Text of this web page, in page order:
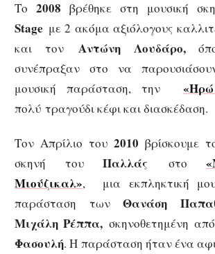
Το 2008 βρέθηκε στη μουσική
Stage με 2 ακόμα αξιόλογους
και τον Αντώνη Λουδάρο,
συνέπραξαν στο να
μουσική παράσταση, την
πολύ τραγούδι κέφι και διασκέδαση.
Τον Απρίλιο του 2010 βρίσκουμε
σκηνή του Παλλάς στο
Μιούζικαλ», μια εκπληκτική
παράσταση των Θανάση
Μιχάλη Ρέππα, σκηνοθετημένη
Φασουλή. Η παράσταση ήταν ένα